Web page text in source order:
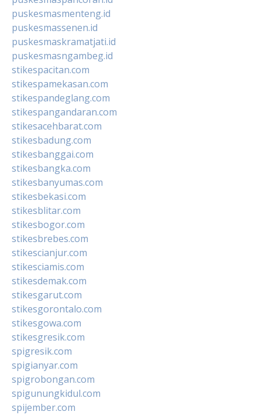
puskesmasmenteng.id
puskesmassenen.id
puskesmaskramatjati.id
puskesmasngambeg.id
stikespacitan.com
stikespamekasan.com
stikespandeglang.com
stikespangandaran.com
stikesacehbarat.com
stikesbadung.com
stikesbanggai.com
stikesbangka.com
stikesbanyumas.com
stikesbekasi.com
stikesblitar.com
stikesbogor.com
stikesbrebes.com
stikescianjur.com
stikesciamis.com
stikesdemak.com
stikesgarut.com
stikesgorontalo.com
stikesgowa.com
stikesgresik.com
spigresik.com
spigianyar.com
spigrobongan.com
spigunungkidul.com
spijember.com